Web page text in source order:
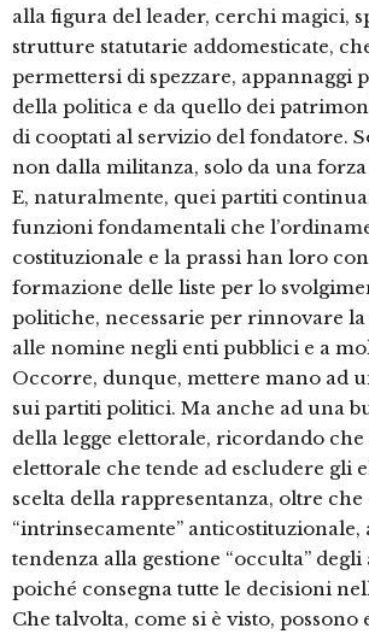
alla figura del leader, cerchi magici,
strutture statutarie addomesticate,
permettersi di spezzare, appannaggi
della politica e da quello dei
di cooptati al servizio del fondatore.
non dalla militanza, solo da una
E, naturalmente, quei partiti
funzioni fondamentali che
costituzionale e la prassi han loro
formazione delle liste per lo
politiche, necessarie per rinnovare la
alle nomine negli enti pubblici e a
Occorre, dunque, mettere mano ad
sui partiti politici. Ma anche ad una
della legge elettorale, ricordando
elettorale che tende ad escludere gli
scelta della rappresentanza, oltre che
“intrinsecamente” anticostituzionale,
tendenza alla gestione “occulta”
poiché consegna tutte le decisioni
Che talvolta, come si è visto, possono